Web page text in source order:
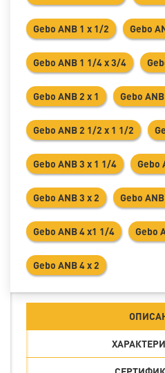
Gebo ANB 1 х 1/2 Gebo
Gebo ANB 1 1/4 х 3/4
Gebo ANB 2 х 1 Gebo
Gebo ANB 2 1/2 х 1 1/2
Gebo ANB 3 х 1 1/4 Gebo
Gebo ANB 3 х 2 Gebo
Gebo ANB 4 х1 1/4 Gebo
Gebo ANB 4 х 2